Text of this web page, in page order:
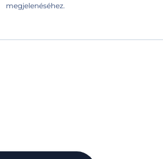
megjelenéséhez.